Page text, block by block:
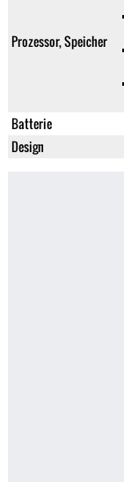
Prozessor, Speicher
Batterie
Design